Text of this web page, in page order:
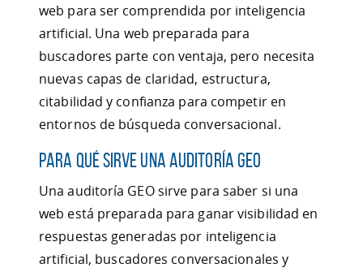
web para ser comprendida por inteligencia
artificial. Una web preparada para
buscadores parte con ventaja, pero necesita
nuevas capas de claridad, estructura,
citabilidad y confianza para competir en
entornos de búsqueda conversacional.
Para qué sirve una auditoría GEO
Una auditoría GEO sirve para saber si una
web está preparada para ganar visibilidad en
respuestas generadas por inteligencia
artificial, buscadores conversacionales y